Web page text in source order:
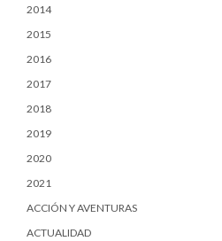
2014
2015
2016
2017
2018
2019
2020
2021
ACCIÓN Y AVENTURAS
ACTUALIDAD